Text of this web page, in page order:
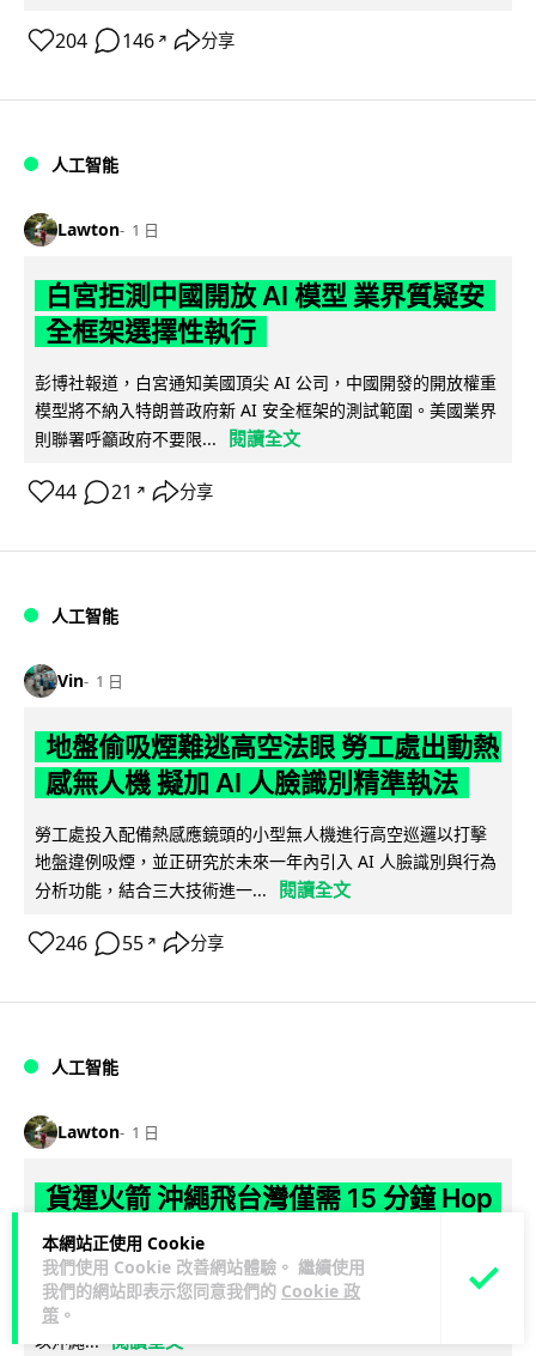
本網站正使用 Cookie
我們使用 Cookie 改善網站體驗。 繼續使用
我們的網站即表示您同意我們的 Cookie 政
策 。
204 146 ↗ 分享
人工智能
Lawton 1 日
白宮拒測中國開放 AI 模型 業界質疑安
全框架選擇性執行
彭博社報道，白宮通知美國頂尖 AI 公司，中國開發的開放權重
模型將不納入特朗普政府新 AI 安全框架的測試範圍。美國業界
則聯署呼籲政府不要限...
閱讀全文
44 21 ↗ 分享
人工智能
Vin 1 日
地盤偷吸煙難逃高空法眼 勞工處出動熱
感無人機 擬加 AI 人臉識別精準執法
勞工處投入配備熱感應鏡頭的小型無人機進行高空巡邏以打擊
地盤違例吸煙，並正研究於未來一年內引入 AI 人臉識別與行為
分析功能，結合三大技術進一...
閱讀全文
246 55 ↗ 分享
人工智能
Lawton 1 日
貨運火箭 沖繩飛台灣僅需 15 分鐘 Hop
Aero 將 550 磅貨物運送至 725 公里外
【真正用火箭送貨】美國初創 Hop Aero 公開自動駕駛貨運火
箭，聲稱可在 15 分鐘內將 250 公斤物資投送 750 公里外，並
以沖繩... 閱讀全文